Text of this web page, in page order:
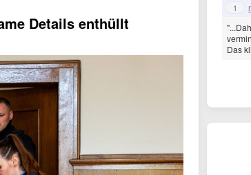
Details enthüllt
1
Das